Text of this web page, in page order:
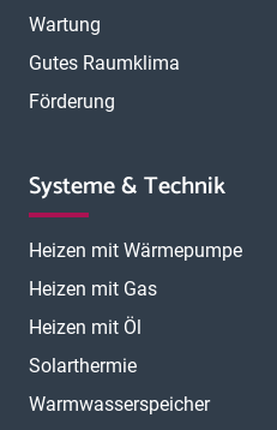
Wartung
Gutes Raumklima
Förderung
Systeme & Technik
Heizen mit Wärmepumpe
Heizen mit Gas
Heizen mit Öl
Solarthermie
Warmwasserspeicher